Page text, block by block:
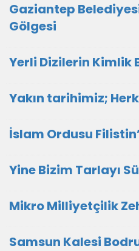
Gaziantep
Gölgesi
Yerli Dizilerin Kimlik
Yakın tarihimiz;
İslam Ordusu
Yine Bizim Tarlayı
Mikro Milliyetçilik
Samsun Kalesi